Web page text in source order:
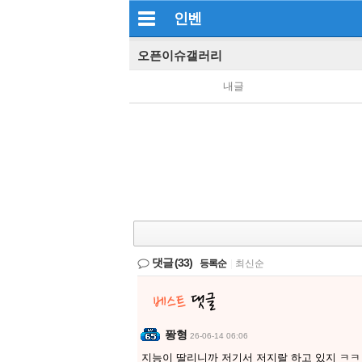
인벤
오픈이슈갤러리
내글
댓글(33) 등록순 최신순
퐝형 26-06-14 06:06
지능이 딸리니까 저기서 저지랄 하고 있지 ㅋㅋ